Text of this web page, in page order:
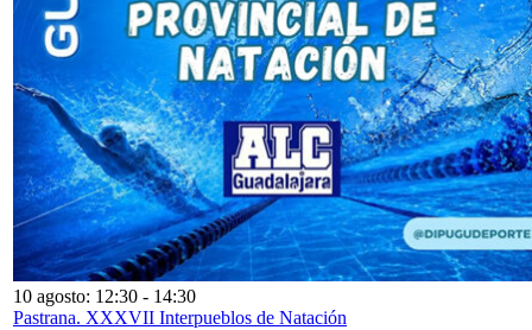
10 agosto: 12:30 - 14:30
Pastrana. XXXVII Interpueblos de Natación